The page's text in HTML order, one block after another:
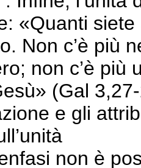
«Quanti
Non c’è più
non c’è più
(Gal
e gli
non è